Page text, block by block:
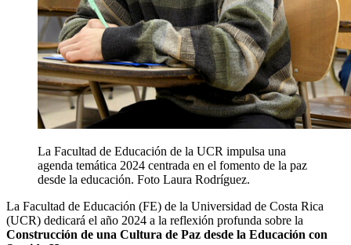
La Facultad de Educación de la UCR impulsa una
agenda temática 2024 centrada en el fomento de la paz
desde la educación. Foto Laura Rodríguez.
La Facultad de Educación (FE) de la Universidad de Costa Rica
(UCR) dedicará el año 2024 a la reflexión profunda sobre la
Construcción de una Cultura de Paz desde la Educación con